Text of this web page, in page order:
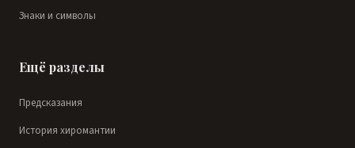
Знаки и символы
Ещё разделы
Предсказания
История хиромантии